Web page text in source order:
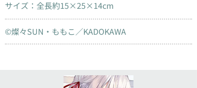
サイズ：全長約15×25×14cm
©燦々SUN・ももこ／KADOKAWA